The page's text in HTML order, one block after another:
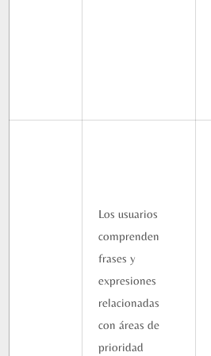
Los usuarios
comprenden
frases y
expresiones
relacionadas
con áreas de
prioridad